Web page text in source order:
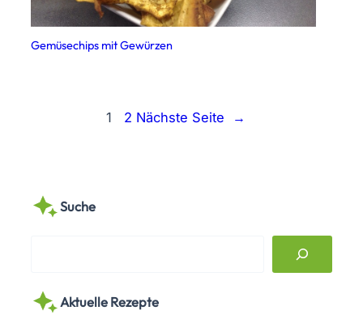
Gemüsechips mit Gewürzen
1 2 Nächste Seite →
Suche
r
Aktuelle Rezepte